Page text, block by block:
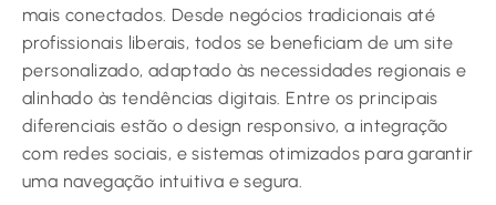
mais conectados. Desde negócios tradicionais até
profissionais liberais, todos se beneficiam de um site
personalizado, adaptado às necessidades regionais e
alinhado às tendências digitais. Entre os principais
diferenciais estão o design responsivo, a integração
com redes sociais, e sistemas otimizados para garantir
uma navegação intuitiva e segura.